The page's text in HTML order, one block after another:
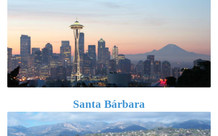
Santa Bárbara